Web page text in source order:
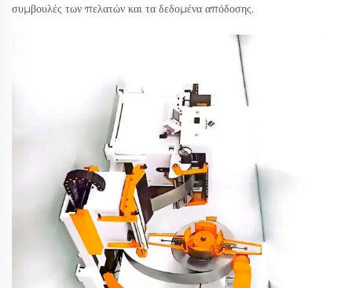
συμβουλές των πελατών και τα δεδομένα απόδοσης.